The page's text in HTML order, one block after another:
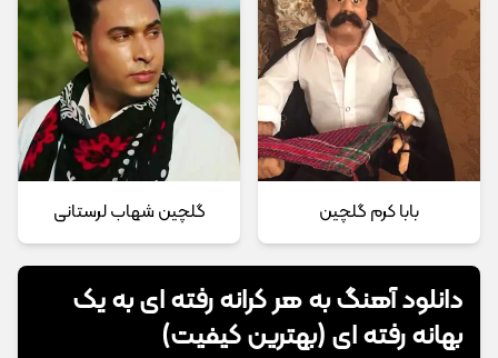
بابا کرم گلچین گلچین شهاب لرستانی
دانلود آهنگ به هر کرانه رفته ای به یک
بهانه رفته ای (بهترین کیفیت)